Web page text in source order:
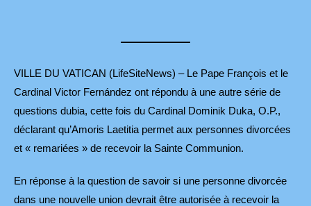
VILLE DU VATICAN (LifeSiteNews) – Le Pape François et le
Cardinal Victor Fernández ont répondu à une autre série de
questions dubia, cette fois du Cardinal Dominik Duka, O.P.,
déclarant qu’Amoris Laetitia permet aux personnes divorcées
et « remariées » de recevoir la Sainte Communion.
En réponse à la question de savoir si une personne divorcée
dans une nouvelle union devrait être autorisée à recevoir la